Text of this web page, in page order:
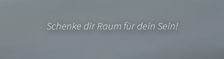
Schenke dir Raum für dein Sein!